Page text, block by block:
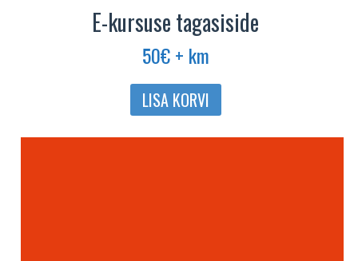
E-kursuse tagasiside
50€+ km
LISA KORVI